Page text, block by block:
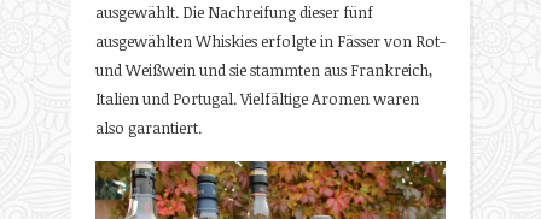
ausgewählt. Die Nachreifung dieser fünf
ausgewählten Whiskies erfolgte in Fässer von Rot-
und Weißwein und sie stammten aus Frankreich,
Italien und Portugal. Vielfältige Aromen waren
also garantiert.